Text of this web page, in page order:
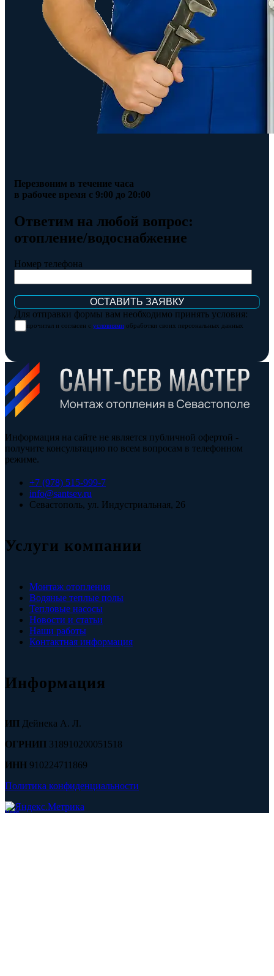
Меню
Перезвоним в течение часа
в рабочее время с 9:00 до 20:00
Ответим на любой вопрос:
отопление/водоснабжение
Номер телефона
Для отправки формы вам необходимо принять условия:
прочитал и согласен с условиями обработки своих персональных данных
Информация на сайте не является публичной офертой -
получите консультацию по всем вопросам в телефонном
режиме.
+7 (978) 515-999-7
info@santsev.ru
Севастополь, ул. Индустриальная, 26
Услуги компании
Монтаж отопления
Водяные теплые полы
Тепловые насосы
Новости и статьи
Наши работы
Контактная информация
Информация
ИП Дейнека А. Л.
ОГРНИП 318910200051518
ИНН 910224711869
Политика конфиденциальности